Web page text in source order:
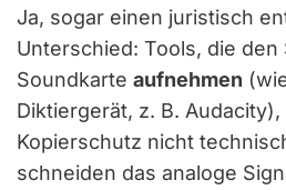
Ja, sogar einen juristisch
Unterschied: Tools, die den
Soundkarte aufnehmen
Diktiergerät, z. B.
Kopierschutz nicht
schneiden das analoge